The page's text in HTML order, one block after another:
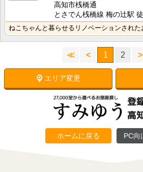
高知市桟橋通
とさでん桟橋線 梅の辻駅
≪ < 1 2 >
エリア変更
ホームに戻る PC向